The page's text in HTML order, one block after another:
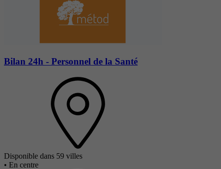
Bilan 24h - Personnel de la Santé
Disponible dans 59 villes
• En centre